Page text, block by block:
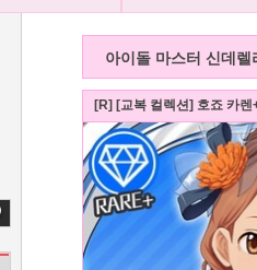
아이돌 마스터 신데렐
[R] [교복 컬렉션] 호죠 카렌